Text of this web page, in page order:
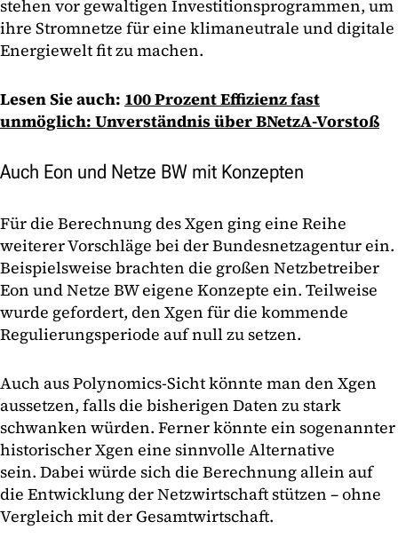
stehen vor gewaltigen Investitionsprogrammen, um
ihre Stromnetze für eine klimaneutrale und digitale
Energiewelt fit zu machen.
Lesen Sie auch: 100 Prozent Effizienz fast
unmöglich: Unverständnis über BNetzA-Vorstoß
Auch Eon und Netze BW mit Konzepten
Für die Berechnung des Xgen ging eine Reihe
weiterer Vorschläge bei der Bundesnetzagentur ein.
Beispielsweise brachten die großen Netzbetreiber
Eon und Netze BW eigene Konzepte ein. Teilweise
wurde gefordert, den Xgen für die kommende
Regulierungsperiode auf null zu setzen.
Auch aus Polynomics-Sicht könnte man den Xgen
aussetzen, falls die bisherigen Daten zu stark
schwanken würden. Ferner könnte ein sogenannter
historischer Xgen eine sinnvolle Alternative
sein. Dabei würde sich die Berechnung allein auf
die Entwicklung der Netzwirtschaft stützen – ohne
Vergleich mit der Gesamtwirtschaft.